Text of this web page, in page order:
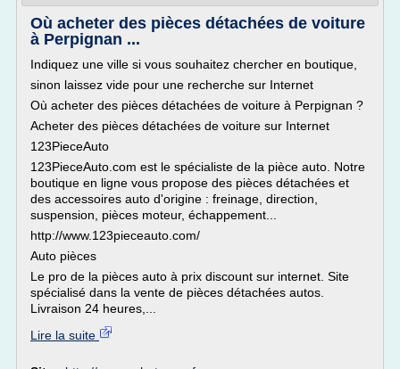
Où acheter des pièces détachées de voiture
à Perpignan ...
Indiquez une ville si vous souhaitez chercher en boutique,
sinon laissez vide pour une recherche sur Internet
Où acheter des pièces détachées de voiture à Perpignan ?
Acheter des pièces détachées de voiture sur Internet
123PieceAuto
123PieceAuto.com est le spécialiste de la pièce auto. Notre
boutique en ligne vous propose des pièces détachées et
des accessoires auto d'origine : freinage, direction,
suspension, pièces moteur, échappement...
http://www.123pieceauto.com/
Auto pièces
Le pro de la pièces auto à prix discount sur internet. Site
spécialisé dans la vente de pièces détachées autos.
Livraison 24 heures,...
Lire la suite